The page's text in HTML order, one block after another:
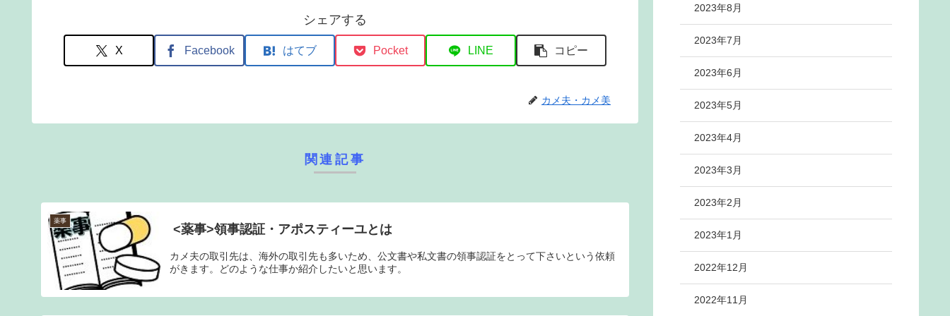
シェアする
X Facebook はてブ Pocket LINE コピー
カメ夫・カメ美
関連記事
薬事
<薬事>領事認証・アポスティーユとは
カメ夫の取引先は、海外の取引先も多いため、公文書や私文書の領事認証をとって下さいという依頼
がきます。どのような仕事か紹介したいと思います。
2023年8月
2023年7月
2023年6月
2023年5月
2023年4月
2023年3月
2023年2月
2023年1月
2022年12月
2022年11月